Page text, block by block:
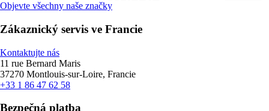
Objevte všechny naše značky
Zákaznický servis ve Francie
Kontaktujte nás
11 rue Bernard Maris
37270 Montlouis-sur-Loire, Francie
+33 1 86 47 62 58
Bezpečná platba